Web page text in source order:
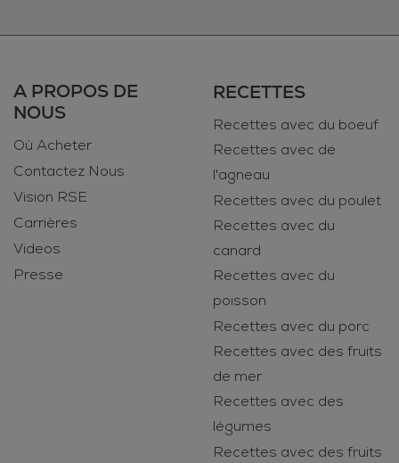
A PROPOS DE
NOUS
Où Acheter
Contactez Nous
Vision RSE
Carrières
Videos
Presse
RECETTES
Recettes avec du boeuf
Recettes avec de
l'agneau
Recettes avec du poulet
Recettes avec du
canard
Recettes avec du
poisson
Recettes avec du porc
Recettes avec des fruits
de mer
Recettes avec des
légumes
Recettes avec des fruits